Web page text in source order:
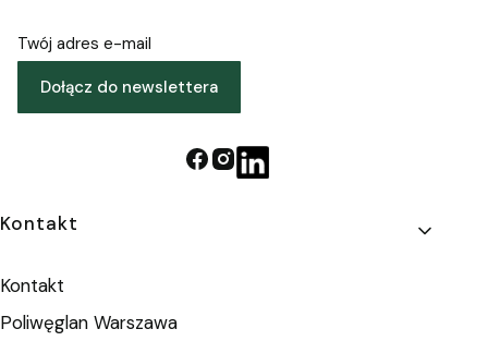
Twój adres e-mail
Dołącz do newslettera
Linki w stopce
Kontakt
Kontakt
Poliwęglan Warszawa